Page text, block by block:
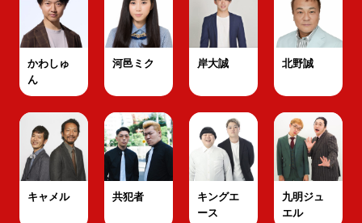
かわしゅ
ん
河邑ミク 岸大誠 北野誠
キャメル 共犯者
キングエ
ース
九明ジュ
エル